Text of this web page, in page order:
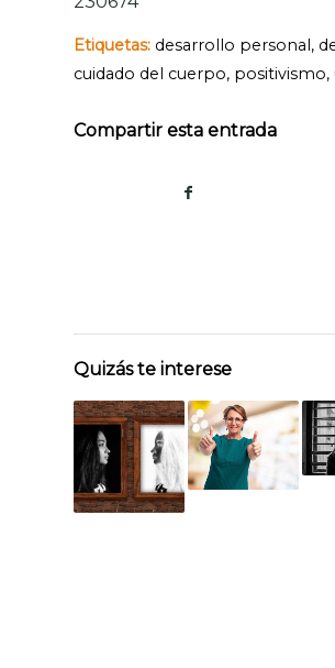
Etiquetas: desarrollo personal ,
cuidado del cuerpo, positivismo,
Compartir esta entrada
Quizás te interese